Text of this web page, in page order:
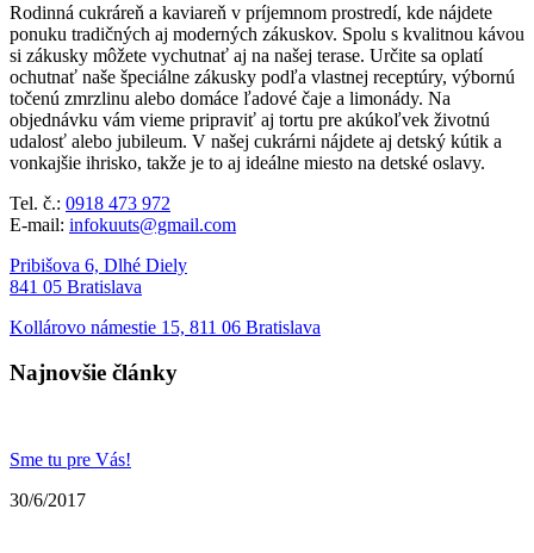
Rodinná cukráreň a kaviareň v príjemnom prostredí, kde nájdete
ponuku tradičných aj moderných zákuskov. Spolu s kvalitnou kávou
si zákusky môžete vychutnať aj na našej terase. Určite sa oplatí
ochutnať naše špeciálne zákusky podľa vlastnej receptúry, výbornú
točenú zmrzlinu alebo domáce ľadové čaje a limonády. Na
objednávku vám vieme pripraviť aj tortu pre akúkoľvek životnú
udalosť alebo jubileum. V našej cukrárni nájdete aj detský kútik a
vonkajšie ihrisko, takže je to aj ideálne miesto na detské oslavy.
Tel. č.: 0918 473 972
E-mail: infokuuts@gmail.com
Pribišova 6, Dlhé Diely
841 05 Bratislava
Kollárovo námestie 15, 811 06 Bratislava
Najnovšie články
Sme tu pre Vás!
30/6/2017